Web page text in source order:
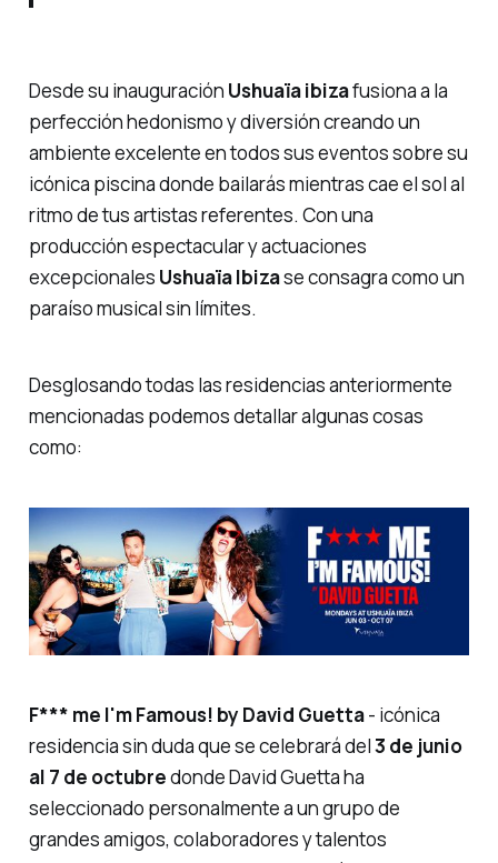
Desde su inauguración Ushuaïa ibizafusiona a la
perfección hedonismo y diversión creando un
ambiente excelente en todos sus eventos sobre su
icónica piscina donde bailarás mientras cae el sol al
ritmo de tus artistas referentes. Con una
producción espectacular y actuaciones
excepcionales Ushuaïa Ibizase consagra como un
paraíso musical sin límites.
Desglosando todas las residencias anteriormente
mencionadas podemos detallar algunas cosas
como:
F*** me I'm Famous! by David Guetta- icónica
residencia sin duda que se celebrará del3 de junio
al 7 de octubredonde David Guetta ha
seleccionado personalmente a un grupo de
grandes amigos, colaboradores y talentos